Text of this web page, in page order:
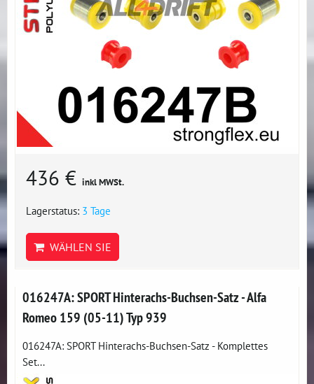
436 € inkl MWSt.
Lagerstatus: 3 Tage
WÄHLEN SIE
016247A: SPORT Hinterachs-Buchsen-Satz - Alfa
Romeo 159 (05-11) Typ 939
016247A: SPORT Hinterachs-Buchsen-Satz - Komplettes
Set...